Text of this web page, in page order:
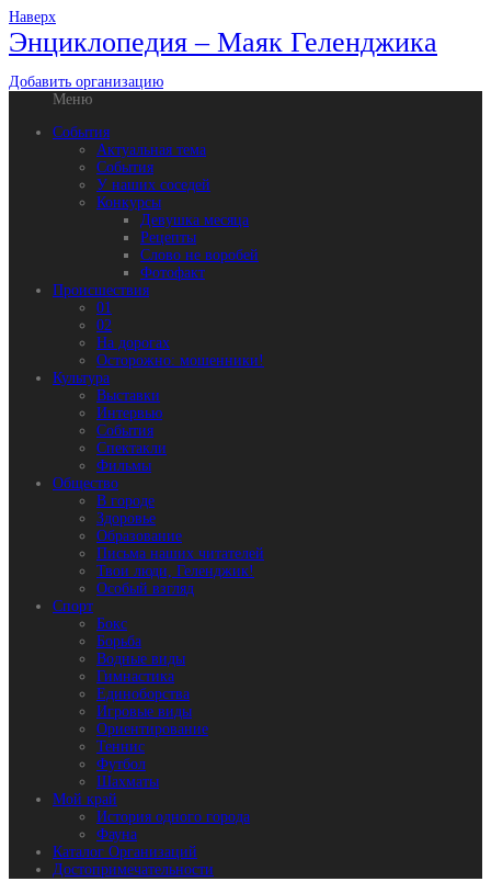
Наверх
Энциклопедия – Маяк Геленджика
Добавить организацию
Меню
События
Актуальная тема
События
У наших соседей
Конкурсы
Девушка месяца
Рецепты
Слово не воробей
Фотофакт
Происшествия
01
02
На дорогах
Осторожно: мошенники!
Культура
Выставки
Интервью
События
Спектакли
Фильмы
Общество
В городе
Здоровье
Образование
Письма наших читателей
Твои люди, Геленджик!
Особый взгляд
Спорт
Бокс
Борьба
Водные виды
Гимнастика
Единоборства
Игровые виды
Ориентирование
Теннис
Футбол
Шахматы
Мой край
История одного города
Фауна
Каталог Организаций
Достопримечательности